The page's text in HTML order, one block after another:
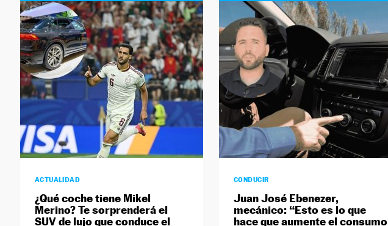
ACTUALIDAD
¿Qué coche tiene Mikel
Merino? Te sorprenderá el
SUV de lujo que conduce el
CONDUCIR
Juan José Ebenezer,
mecánico: “Esto es lo que
hace que aumente el consumo